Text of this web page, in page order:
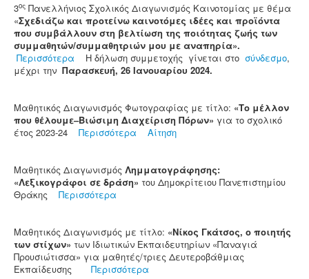
3ος Πανελλήνιος Σχολικός Διαγωνισμός Καινοτομίας με θέμα
«Σχεδιάζω και προτείνω καινοτόμες ιδέες και προϊόντα
που συμβάλλουν στη βελτίωση της ποιότητας ζωής των
συμμαθητών/συμμαθητριών μου με αναπηρία».
Περισσότερα
Η δήλωση συμμετοχής γίνεται στο σύνδεσμο,
μέχρι την Παρασκευή, 26 Ιανουαρίου 2024.
Μαθητικός Διαγωνισμός Φωτογραφίας με τίτλο: «Το μέλλον
που θέλουμε–Βιώσιμη Διαχείριση Πόρων» για το σχολικό
έτος 2023-24 Περισσότερα Αίτηση
Μαθητικός Διαγωνισμός Λημματογράφησης:
«Λεξικογράφοι σε δράση» του Δημοκρίτειου Πανεπιστημίου
Θράκης Περισσότερα
Μαθητικός Διαγωνισμός με τίτλο: «Νίκος Γκάτσος, ο ποιητής
των στίχων» των Ιδιωτικών Εκπαιδευτηρίων «Παναγιά
Προυσιώτισσα» για μαθητές/τριες Δευτεροβάθμιας
Εκπαίδευσης
Περισσότερα